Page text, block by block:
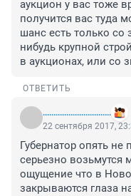
аукцион у вас тоже
получится вас туда
шанс есть только
нибудь крупной
в аукционах, или со
ОТВЕТИТЬ
................................
22 сентября 2017,
Губернатор опять не
серьезно возьмутся
ощущение что в
закрываются глаза